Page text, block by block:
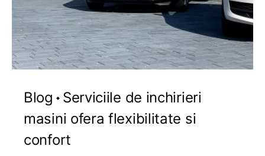
Blog
Serviciile de inchirieri
masini ofera flexibilitate si
confort